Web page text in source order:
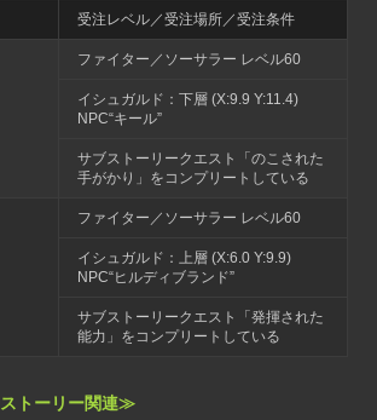
受注レベル／受注場所／受注条件
ファイター／ソーサラー レベル60
イシュガルド：下層 (X:9.9 Y:11.4)
NPC“キール”
サブストーリークエスト「のこされた
手がかり」をコンプリートしている
ファイター／ソーサラー レベル60
イシュガルド：上層 (X:6.0 Y:9.9)
NPC“ヒルディブランド”
サブストーリークエスト「発揮された
能力」をコンプリートしている
トーリー関連≫